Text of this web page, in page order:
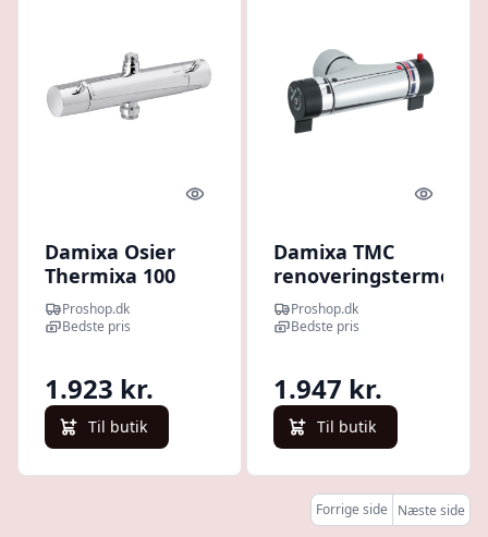
Quick look
Damixa Osier
Thermixa 100
kar-/brusearmatur,
krom
Proshop.dk
Bedste pris
1.923 kr.
Til butik
Quick
Damixa TMC
til indbygningsbatteri
(rund kugletap),
Proshop.dk
Bedste pris
1.947 kr.
Til butik
Forrige side Næste side